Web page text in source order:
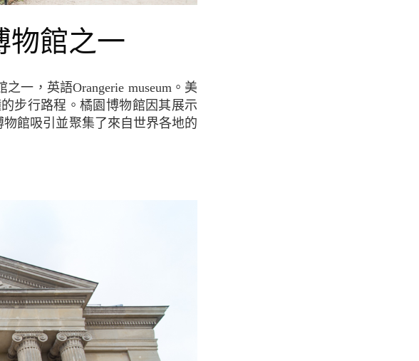
物館之一
步行路程。橘園博物館因其展示
館吸引並聚集了來自世界各地的